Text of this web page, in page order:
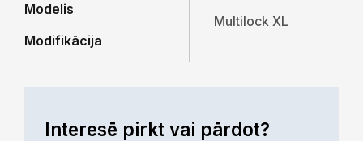
Modelis
Modifikācija
Multilock XL
Interesē pirkt vai pārdot?